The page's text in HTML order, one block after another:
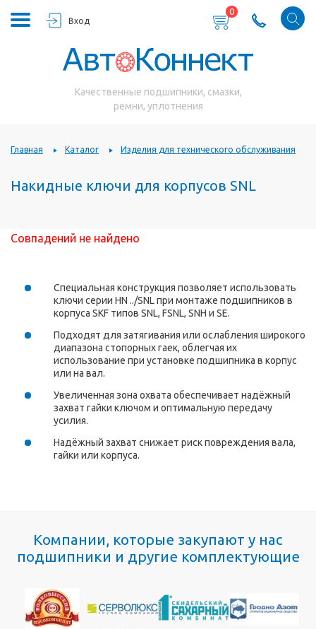
Вход
0
Качественные подшипники, смазки,
ремни, уплотнения
Главная Каталог Изделия для технического обслуживания
Накидные ключи для корпусов SNL
Совпадений не найдено
Специальная конструкция позволяет использовать
ключи серии HN ../SNL при монтаже подшипников в
корпуса SKF типов SNL, FSNL, SNH и SE.
Подходят для затягивания или ослабления широкого
диапазона стопорных гаек, облегчая их
использование при установке подшипника в корпус
или на вал.
Увеличенная зона охвата обеспечивает надёжный
захват гайки ключом и оптимальную передачу
усилия.
Надёжный захват снижает риск повреждения вала,
гайки или корпуса.
Компании, которые закупают у нас
подшипники и другие комплектующие